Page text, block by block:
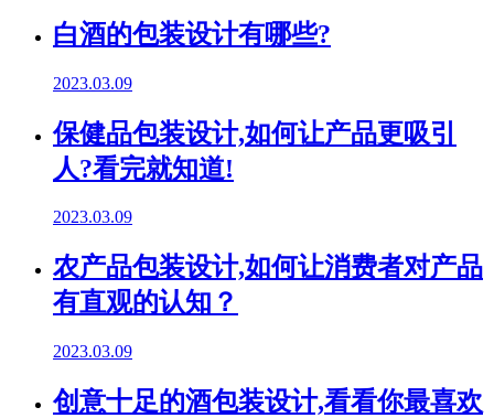
白酒的包装设计有哪些?
2023.03.09
保健品包装设计,如何让产品更吸引
人?看完就知道!
2023.03.09
农产品包装设计,如何让消费者对产品
有直观的认知？
2023.03.09
创意十足的酒包装设计,看看你最喜欢